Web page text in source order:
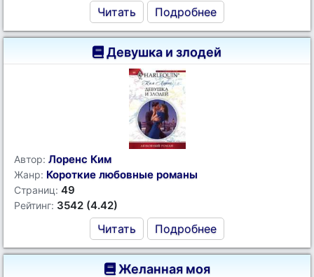
Читать Подробнее
Девушка и злодей
Автор: Лоренс Ким
Жанр: Короткие любовные романы
Страниц: 49
Рейтинг: 3542 (4.42)
Читать Подробнее
Желанная моя